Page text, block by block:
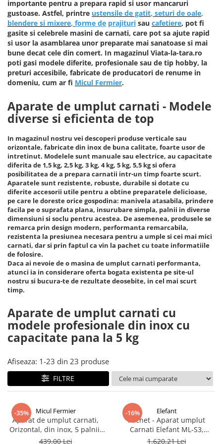
Masini de tuns iarba
Masini batut stalpi si accesorii
Motocoase: Motocositoare pe
benzina si electrice
Motopompe
Motocultoare
Burghiu (FREZA) pentru pamant
Motoburgie
Pompe de stropit atomizoare
Pompe de apa murdara
Pompe de suprafata
Pompe submersibile
Piese si consumabile pentru
DRUJBE
Piese si consumabile pentru
MOTOCOSITORI
Plantatoare + Semanatori
Scarificatoare
Sere si solarii
Tocatoare fan, crengi, tulpini
Compresoare
Cricuri hidraulice
Carucioare pentru transportat-
Lize
Chei pentru conducte
Ciocane rotopercutoare si
Capsatoare pneumatice
Despicatoare de busteni si
Disc taiat metal
Disc cu vidia pentru lemn
Echipamente de protectie
Echipamente cu Acumulatori 18V
Detoolz
Electrozi
Fierastraie electrice
Freze de zapada
Freze si carote
Generatoare
Lampi solare
Masini de slefuit
Malaxoare
Macarale si electopalane
Masini de tencuit
Masini de taiat placi ceramice /
gresie / faianta / parchet
Menghine
Motoare termice
Racitoare de vin
Side-By-Side
Vitrine frigorifice
Aspiratoare uscat, umed si cenusa
Butelie camping
Blendere mixere
Cuptoare
Cuptoare cu microunde
Cuptoare electrice
Friteuze
Climatizare si sisteme de incalzire
Aeroterme
Aer conditionat
Calorifere electrice
Convectoare
Purificatoare aer
Radiatoare
Sobe pe gaz
Tunuri de caldura
Ventilatoare
Ventilatoare Industriale
Chiuvete bucatarie
Deshidratoare
Espressoare, cafetiere si rasnite
Fiare de calcat / Mese pentru
calcat
Forme de prajituri
Hote
Hote Decorative
Procesare Blendere stick &
procesatoare alimente
Echipamente si accesorii bar
Grill-uri si lampi de incalzire
Masini de spalat vase si igiena
Chiuvete, robinete si filtre
Oale & tigai
Portelan, tacamuri si articole
pentru masa
Tavi gastronorm/Accesorii
importante pentru a prepara rapid si usor mancaruri
gustoase. Astfel, printre ustensile de gatit, seturi de oale,
blendere si mixere, forme de prajituri sau cafetiere, pot fi
gasite si celebrele masini de carnati, care pot sa ajute rapid
si usor la asamblarea unor preparate mai sanatoase si mai
bune decat cele din comert. In magazinul Viata-la-tara.ro
poti gasi modele diferite, profesionale sau de tip hobby, la
preturi accesibile, fabricate de producatori de renume in
domeniu, cum ar fi Micul Fermier.
Aparate de umplut carnati - Modele
diverse si eficienta de top
In magazinul nostru vei descoperi produse verticale sau
orizontale, fabricate din inox de buna calitate, foarte usor de
intretinut. Modelele sunt manuale sau electrice, au capacitate
diferita de 1,5 kg, 2,5 kg, 3 kg, 4 kg, 5 kg, 5,5 kg si ofera
posibilitatea de a prepara carnatii intr-un timp foarte scurt.
Aparatele sunt rezistente, robuste, durabile si dotate cu
diferite accesorii utile pentru a obtine preparatele delicioase,
pe care le doreste orice gospodina: manivela atasabila, prindere
facila pe o suprafata plana, insurubare simpla, palnii in diverse
dimensiuni si soclu pentru acestea. De asemenea, produsele se
remarca prin design modern, performanta remarcabila,
rezistenta la presiunea necesara pentru a umple si cei mai mici
carnati, dar si prin faptul ca vin la pachet cu toate informatiile
de folosire.
Daca ai nevoie de o masina de umplut carnati performanta,
atunci ia in considerare oferta bogata existenta pe site-ul
nostru si bucura-te de rezultate deosebite, in cel mai scurt
timp.
Aparate de umplut carnati cu
modele profesionale din inox cu
capacitate pana la 5 kg
Afiseaza: 1-23 din 23 produse
FILTRE
-35% Micul Fermier
Aparat de umplut carnati,
Orizontal, din inox, 5 palnii,
Micul Fermier, 5,5 kg,
439,00 Lei
-16% Elefant
Pachet - Aparat umplut
Carnati Elefant ML-S3,
Mecanic, Inox Integral, 3 Kg 6
1.620,21 Lei